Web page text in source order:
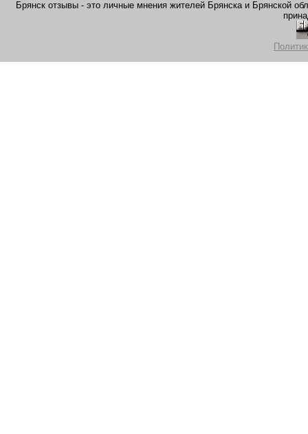
Брянск отзывы - это личные мнения жителей Брянска и Брянской